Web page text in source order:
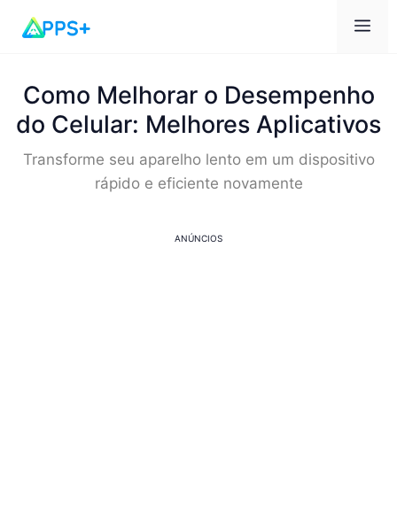
Como Melhorar o Desempenho
do Celular: Melhores Aplicativos
Transforme seu aparelho lento em um dispositivo
rápido e eficiente novamente
ANÚNCIOS